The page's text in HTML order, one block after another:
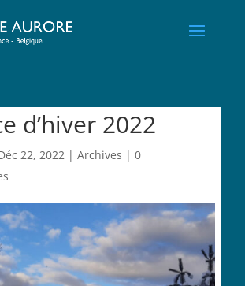
d’hiver 2022
22, 2022| Archives | 0